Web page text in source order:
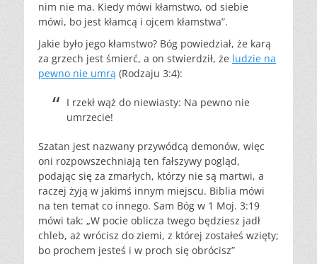
nim nie ma. Kiedy mówi kłamstwo, od siebie
mówi, bo jest kłamcą i ojcem kłamstwa”.
Jakie było jego kłamstwo? Bóg powiedział, że karą
za grzech jest śmierć, a on stwierdził, że ludzie na
pewno nie umrą (Rodzaju 3:4):
I rzekł wąż do niewiasty: Na pewno nie
umrzecie!
Szatan jest nazwany przywódcą demonów, więc
oni rozpowszechniają ten fałszywy pogląd,
podając się za zmarłych, którzy nie są martwi, a
raczej żyją w jakimś innym miejscu. Biblia mówi
na ten temat co innego. Sam Bóg w 1 Moj. 3:19
mówi tak: „W pocie oblicza twego będziesz jadł
chleb, aż wrócisz do ziemi, z której zostałeś wzięty;
bo prochem jesteś i w proch się obrócisz”